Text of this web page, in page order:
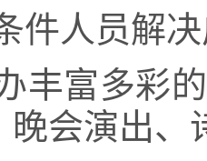
件人员解
丰富多彩
晚会演出、